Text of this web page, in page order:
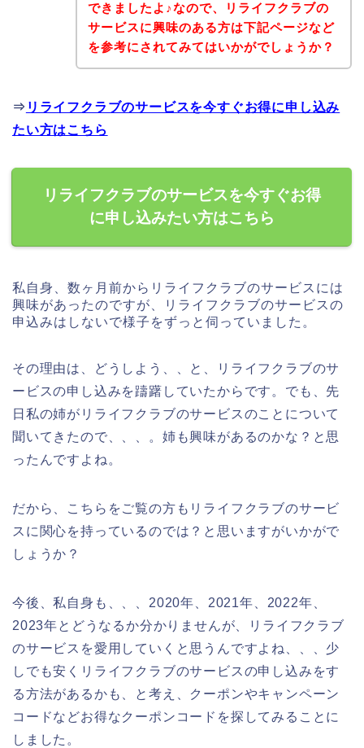
できましたよ♪なので、リライフクラブの
サービスに興味のある方は下記ページなど
を参考にされてみてはいかがでしょうか？
⇒ リライフクラブのサービスを今すぐお得に申し込み
たい方はこちら
リライフクラブのサービスを今すぐお得
に申し込みたい方はこちら
私自身、数ヶ月前からリライフクラブのサービスには
興味があったのですが、リライフクラブのサービスの
申込みはしないで様子をずっと伺っていました。
その理由は、どうしよう、、と、リライフクラブのサ
ービスの申し込みを躊躇していたからです。でも、先
日私の姉がリライフクラブのサービスのことについて
聞いてきたので、、、。姉も興味があるのかな？と思
ったんですよね。
だから、こちらをご覧の方もリライフクラブのサービ
スに関心を持っているのでは？と思いますがいかがで
しょうか？
今後、私自身も、、、2020年、2021年、2022年、
2023年とどうなるか分かりませんが、リライフクラブ
のサービスを愛用していくと思うんですよね、、、少
しでも安くリライフクラブのサービスの申し込みをす
る方法があるかも、と考え、クーポンやキャンペーン
コードなどお得なクーポンコードを探してみることに
しました。